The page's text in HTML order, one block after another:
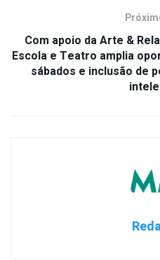
Com apoio da Arte &
Escola e Teatro amplia
sábados e inclusão de